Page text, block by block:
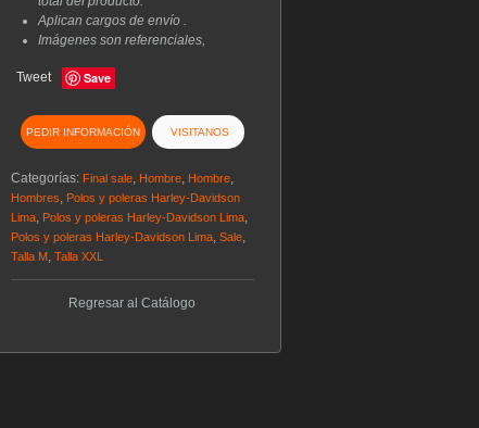
Aplican cargos de envío .
Imágenes son referenciales,
Tweet Save
PEDIR INFORMACIÓN VISITANOS
Categorías: Final sale, Hombre, Hombre,
Hombres
Polos y poleras Harley-Davidson
Lima, Polos y poleras Harley-Davidson Lima,
Polos y poleras Harley-Davidson Lima, Sale,
Talla M, Talla XXL
Regresar al Catálogo